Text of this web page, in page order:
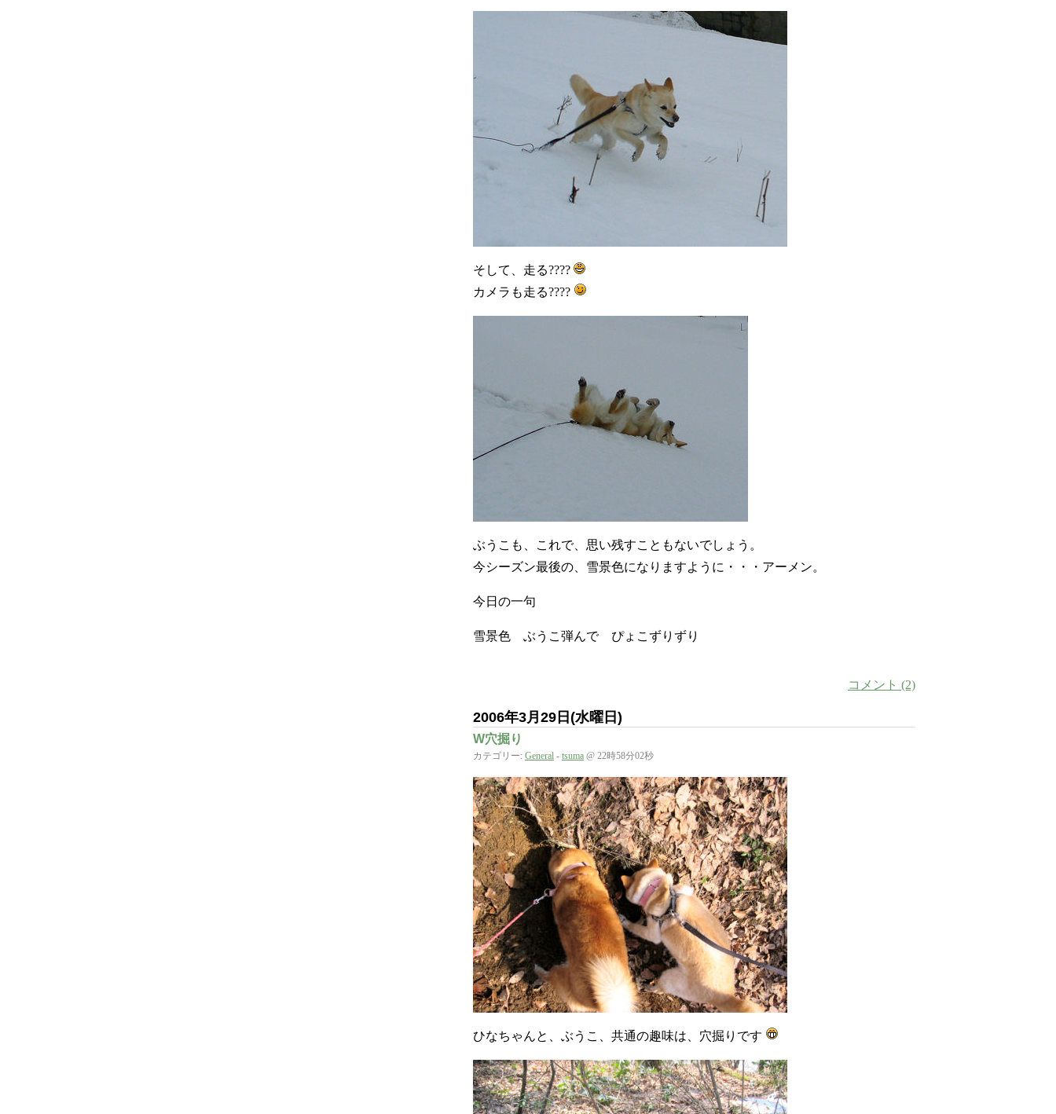
そして、走る????
カメラも走る????
ぶうこも、これで、思い残すこともないでしょう。
今シーズン最後の、雪景色になりますように・・・アーメン。
今日の一句
雪景色 ぶうこ弾んで ぴょこずりずり
コメント (2)
2006年3月29日(水曜日)
W穴掘り
カテゴリー: General - tsuma @ 22時58分02秒
ひなちゃんと、ぶうこ、共通の趣味は、穴掘りです